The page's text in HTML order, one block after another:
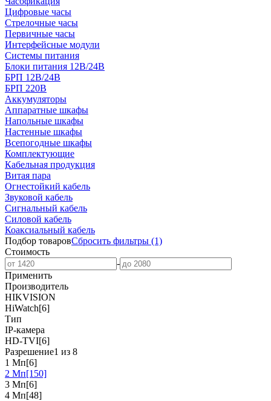
Цифровые часы
Стрелочные часы
Первичные часы
Интерфейсные модули
Системы питания
Блоки питания 12В/24В
БРП 12В/24В
БРП 220В
Аккумуляторы
Аппаратные шкафы
Напольные шкафы
Настенные шкафы
Всепогодные шкафы
Комплектующие
Кабельная продукция
Витая пара
Огнестойкий кабель
Звуковой кабель
Сигнальный кабель
Силовой кабель
Коаксиальный кабель
Подбор товаровСбросить фильтры (1)
Стоимость
-
Применить
Производитель
HIKVISION
HiWatch[6]
Тип
IP-камера
HD-TVI[6]
Разрешение1 из 8
1 Мп[6]
2 Мп[150]
3 Мп[6]
4 Мп[48]